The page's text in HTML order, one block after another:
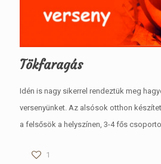
Tökfaragás
Idén is nagy sikerrel rendeztük meg
versenyünket. Az alsósok otthon
a felsősök a helyszínen, 3-4 fős
1